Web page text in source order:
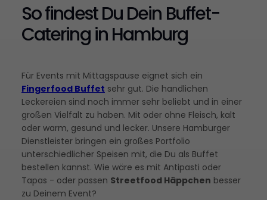
So findest Du Dein Buffet-
Catering in Hamburg
Für Events mit Mittagspause eignet sich ein
Fingerfood Buffet sehr gut. Die handlichen
Leckereien sind noch immer sehr beliebt und in einer
großen Vielfalt zu haben. Mit oder ohne Fleisch, kalt
oder warm, gesund und lecker. Unsere Hamburger
Dienstleister bringen ein großes Portfolio
unterschiedlicher Speisen mit, die Du als Buffet
bestellen kannst. Wie wäre es mit Antipasti oder
Tapas - oder passen Streetfood Häppchen besser
zu Deinem Event?